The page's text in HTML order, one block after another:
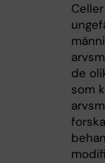
de
som